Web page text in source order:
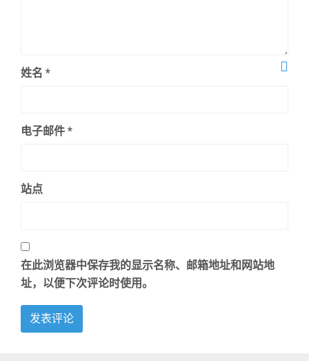
姓名 *
电子邮件 *
站点
在此浏览器中保存我的显示名称、邮箱地址和网站地
址，以便下次评论时使用。